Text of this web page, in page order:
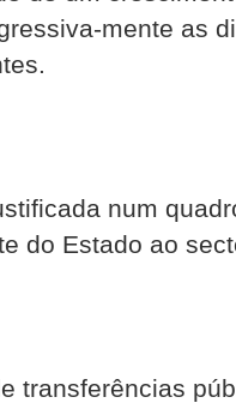
mente as
num
do Estado ao
transferências